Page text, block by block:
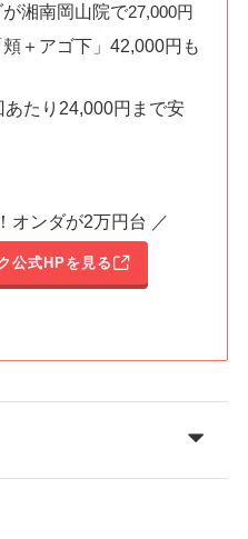
湘南岡山院で27,000円
＋アゴ下」42,000円も
たり24,000円まで安
オンダが2万円台 ／
公式HPを見る